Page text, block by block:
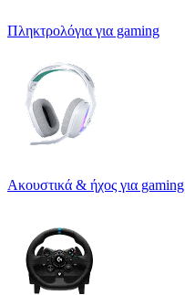
Πληκτρολόγια για gaming
Ακουστικά & ήχος για gaming